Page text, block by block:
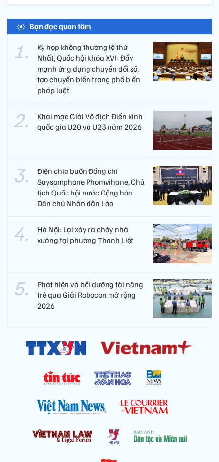
Bạn đọc quan tâm
Kỳ họp không thường lệ thứ
Nhất, Quốc hội khóa XVI: Đẩy
mạnh ứng dụng chuyển đổi số,
tạo chuyển biến trong phổ biến
pháp luật
Khai mạc Giải Vô địch Điền kinh
quốc gia U20 và U23 năm 2026
Điện chia buồn Đồng chí
Saysomphone Phomvihane, Chủ
tịch Quốc hội nước Cộng hòa
Dân chủ Nhân dân Lào
Hà Nội: Lại xảy ra cháy nhà
xưởng tại phường Thanh Liệt
Phát hiện và bồi dưỡng tài năng
trẻ qua Giải Robocon mở rộng
2026